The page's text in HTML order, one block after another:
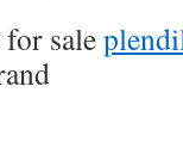
sale